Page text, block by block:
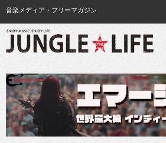
音楽メディア・フリーマガジン